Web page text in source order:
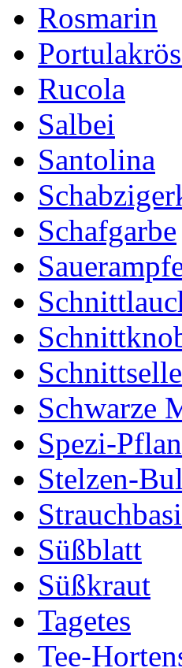
Rosmarin
Rucola
Salbei
Santolina
Schafgarbe
Schwarze
Spezi-
Stelzen-
Süßblatt
Süßkraut
Tagetes
Tee-